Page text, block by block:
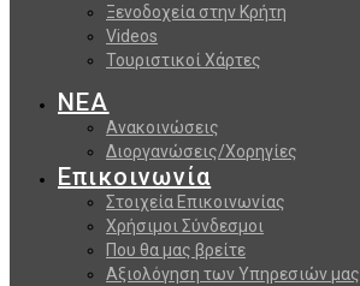
Ξενοδοχεία στην Κρήτη
Videos
Τουριστικοί Χάρτες
ΝΕΑ
Ανακοινώσεις
Διοργανώσεις/Χορηγίες
Επικοινωνία
Στοιχεία Επικοινωνίας
Χρήσιμοι Σύνδεσμοι
Που θα μας βρείτε
Αξιολόγηση των Υπηρεσιών μας